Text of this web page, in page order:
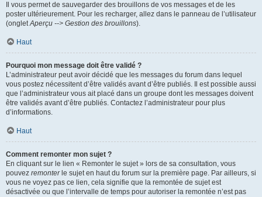
Il vous permet de sauvegarder des brouillons de vos messages et de les
poster ultérieurement. Pour les recharger, allez dans le panneau de l’utilisateur
(ongletAperçu --> Gestion des brouillons).
Haut
Pourquoi mon message doit être validé ?
L’administrateur peut avoir décidé que les messages du forum dans lequel
vous postez nécessitent d’être validés avant d’être publiés. Il est possible aussi
que l’administrateur vous ait placé dans un groupe dont les messages doivent
être validés avant d’être publiés. Contactez l’administrateur pour plus
d’informations.
Haut
Comment remonter mon sujet ?
En cliquant sur le lien « Remonter le sujet » lors de sa consultation, vous
pouvez remonterle sujet en haut du forum sur la première page. Par ailleurs, si
vous ne voyez pas ce lien, cela signifie que la remontée de sujet est
désactivée ou que l’intervalle de temps pour autoriser la remontée n’est pas